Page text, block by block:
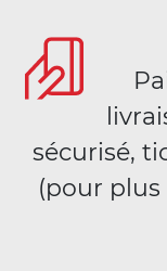
sécurisé,
(pour plus